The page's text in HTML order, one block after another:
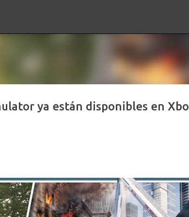
ya están disponibles en